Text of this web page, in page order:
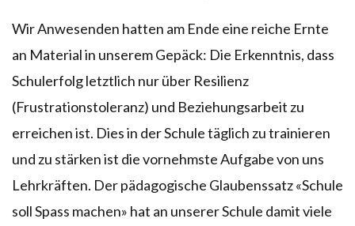
Wir Anwesenden hatten am Ende eine reiche Ernte
an Material in unserem Gepäck: Die Erkenntnis, dass
Schulerfolg letztlich nur über Resilienz
(Frustrationstoleranz) und Beziehungsarbeit zu
erreichen ist. Dies in der Schule täglich zu trainieren
und zu stärken ist die vornehmste Aufgabe von uns
Lehrkräften. Der pädagogische Glaubenssatz «Schule
soll Spass machen» hat an unserer Schule damit viele